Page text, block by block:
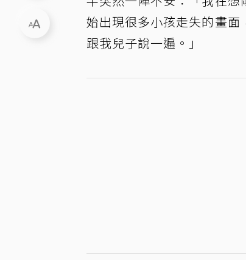
始出現很多小孩走失的畫
跟我兒子說一遍。」